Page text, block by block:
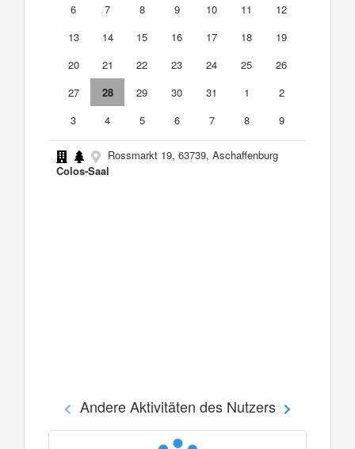
6
7 8 9 10 11
12
13
14 15 16 17 18
19
20
21 22 23 24 25
26
27
28 29 30 31 1
2
3
4 5 6 7 8 9
Rossmarkt 19, 63739, Aschaffenburg
Colos-Saal
Andere Aktivitäten des Nutzers